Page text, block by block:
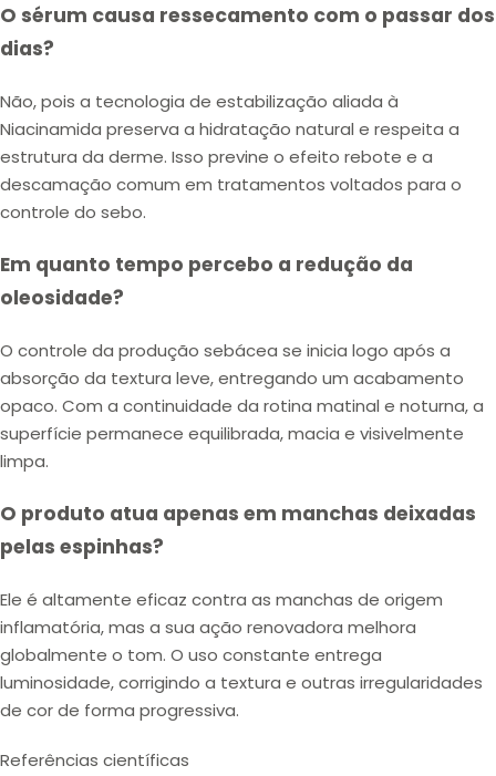
O sérum causa ressecamento com o passar dos
dias?
Não, pois a tecnologia de estabilização aliada à
Niacinamida preserva a hidratação natural e respeita a
estrutura da derme. Isso previne o efeito rebote e a
descamação comum em tratamentos voltados para o
controle do sebo.
Em quanto tempo percebo a redução da
oleosidade?
O controle da produção sebácea se inicia logo após a
absorção da textura leve, entregando um acabamento
opaco. Com a continuidade da rotina matinal e noturna, a
superfície permanece equilibrada, macia e visivelmente
limpa.
O produto atua apenas em manchas deixadas
pelas espinhas?
Ele é altamente eficaz contra as manchas de origem
inflamatória, mas a sua ação renovadora melhora
globalmente o tom. O uso constante entrega
luminosidade, corrigindo a textura e outras irregularidades
de cor de forma progressiva.
Referências científicas